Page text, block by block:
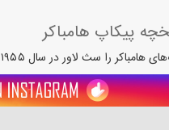
پیکاپ هامباکر
را سث لاور در سال ۱۹۵۵ و زمانی که برای شرکت گیبسون کار می‌کرد ابداع کرد.